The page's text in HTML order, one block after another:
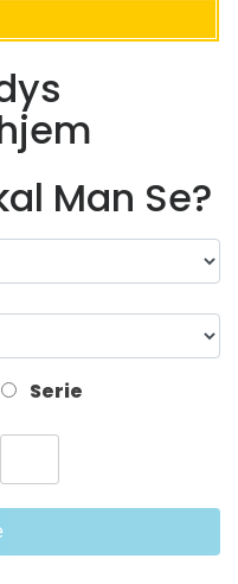
Man Se?
Serie